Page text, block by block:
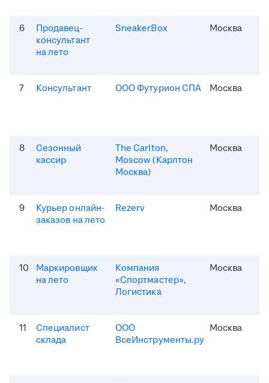
6
Продавец-
консультант
на лето
SneakerBox Москва
7 Консультант ООО Футурион СПА Москва
8
Сезонный
кассир
The Carlton,
Moscow (Карлтон
Москва)
Москва
9
Курьер онлайн-
заказов на лето
Rezerv Москва
10
Маркировщик
на лето
Компания
«Спортмастер»,
Логистика
Москва
11
Специалист
склада
ООО
ВсеИнструменты.ру
Москва